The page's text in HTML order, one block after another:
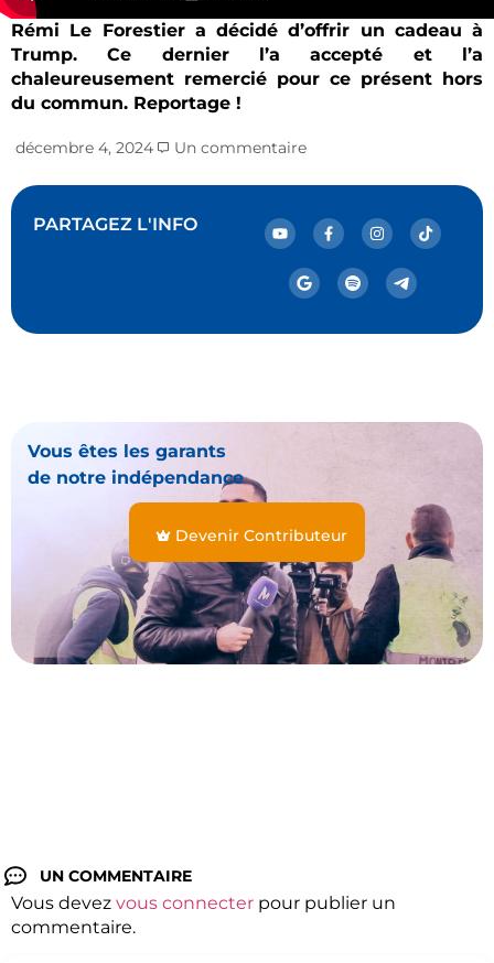
Rémi Le Forestier a décidé d’offrir un cadeau à
Trump. Ce dernier l’a accepté et l’a
chaleureusement remercié pour ce présent hors
du commun. Reportage !
décembre 4, 2024 Un commentaire
PARTAGEZ L'INFO
Vous êtes les garants
de notre indépendance
Devenir Contributeur
UN COMMENTAIRE
Vous devez vous connecter pour publier un
commentaire.